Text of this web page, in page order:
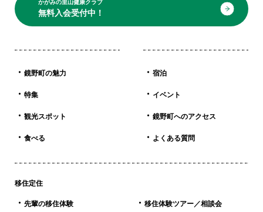
かがみの里山健康クラブ
無料入会受付中！
鏡野町の魅力
特集
観光スポット
食べる
宿泊
イベント
鏡野町へのアクセス
よくある質問
移住定住
先輩の移住体験 移住体験ツアー／相談会